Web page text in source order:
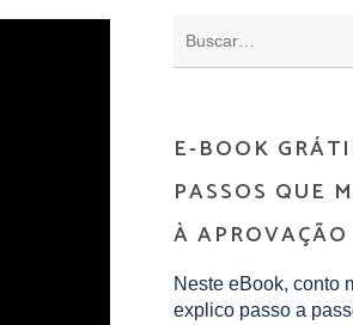
E-BOOK
PASSOS QUE
À
Neste eBook, conto
explico passo a